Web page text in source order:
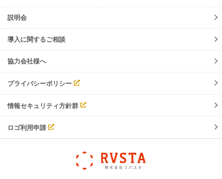
説明会
導入に関するご相談
協力会社様へ
プライバシーポリシー
情報セキュリティ方針群
ロゴ利用申請